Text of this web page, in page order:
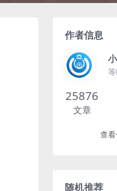
作者信息
25876
文章
查
随机推荐